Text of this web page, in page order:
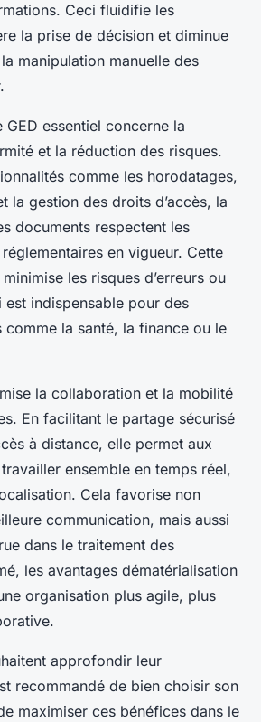
Ceci fluidifie les
la prise de décision et diminue
manipulation manuelle des
GED essentiel concerne la
et la réduction des risques.
comme les horodatages,
la gestion des droits d’accès, la
documents respectent les
en vigueur. Cette
les risques d’erreurs ou
indispensable pour des
comme la santé, la finance ou le
la collaboration et la mobilité
En facilitant le partage sécurisé
à distance, elle permet aux
ensemble en temps réel,
Cela favorise non
communication, mais aussi
dans le traitement des
les avantages dématérialisation
organisation plus agile, plus
approfondir leur
recommandé de bien choisir son
maximiser ces bénéfices dans le